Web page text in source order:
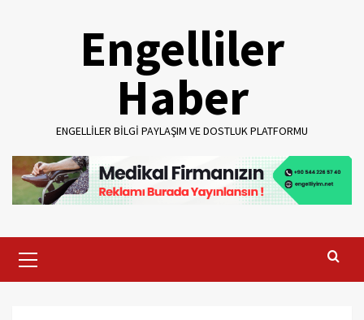
Engelliler
Haber
ENGELLILER BILGI PAYLAŞIM VE DOSTLUK PLATFORMU
Menu